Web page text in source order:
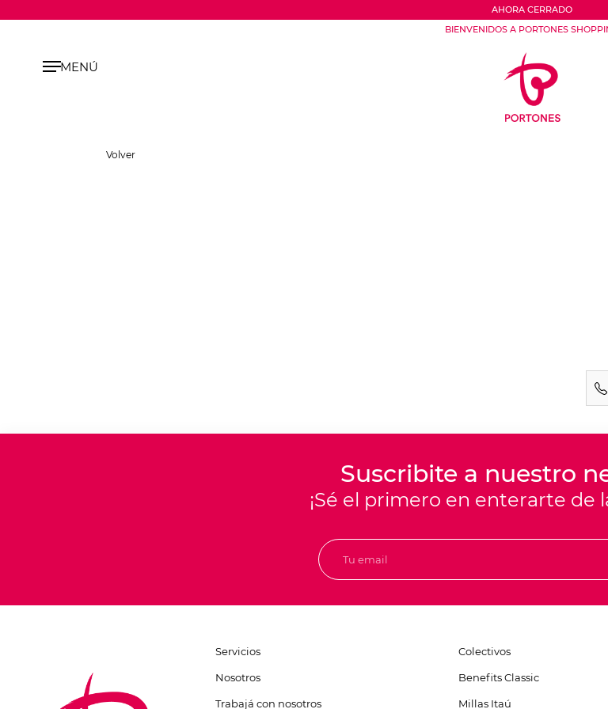
AHORA CERRADO
BIENVENIDOS A PORTONES
MENÚ
Volver
Suscribite a nuestro
¡Sé el primero en enterarte de
Servicios
Nosotros
Trabajá con nosotros
Colectivos
Benefits Classic
Millas Itaú